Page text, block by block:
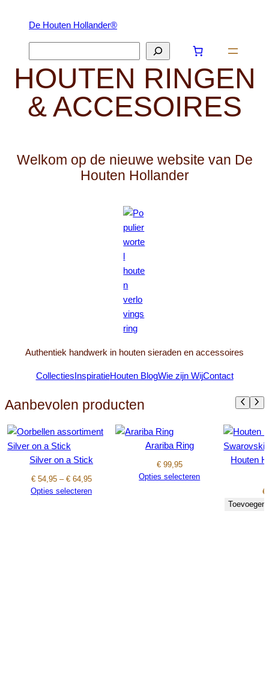
De Houten Hollander®
HOUTEN RINGEN
& ACCESOIRES
Welkom op de nieuwe website van De
Houten Hollander
Authentiek handwerk in houten sieraden en accessoires
CollectiesInspiratieHouten BlogWie zijn WijContact
Aanbevolen producten
Silver on a Stick
€54,95 – €64,95Prijsklasse:
€ 54,95
Opties selecteren
Arariba Ring
€99,95
Opties selecteren
Houten
€
Toevoegen